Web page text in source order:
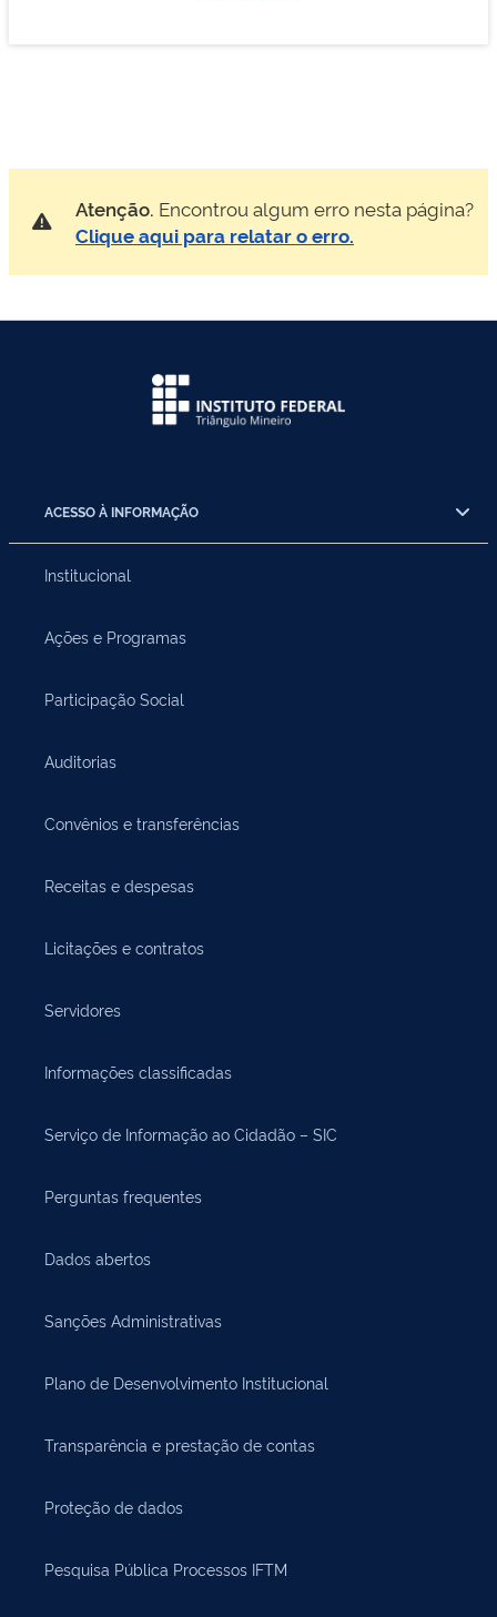
Atenção. Encontrou algum erro nesta página?
Clique aqui para relatar o erro.
ACESSO À INFORMAÇÃO
Institucional
Ações e Programas
Participação Social
Auditorias
Convênios e transferências
Receitas e despesas
Licitações e contratos
Servidores
Informações classificadas
Serviço de Informação ao Cidadão – SIC
Perguntas frequentes
Dados abertos
Sanções Administrativas
Plano de Desenvolvimento Institucional
Transparência e prestação de contas
Proteção de dados
Pesquisa Pública Processos IFTM